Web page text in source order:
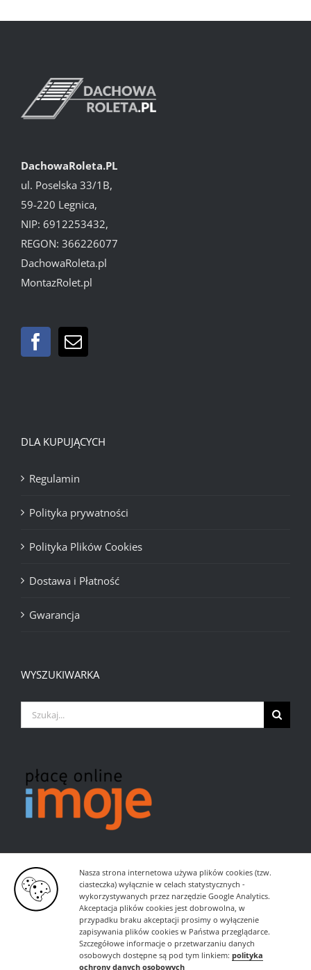
Nasza strona internetowa używa plików cookies (tzw.
ciasteczka) wyłącznie w celach statystycznych -
wykorzystywanych przez narzędzie Google Analytics.
Akceptacja plików cookies jest dobrowolna, w
przypadku braku akceptacji prosimy o wyłączenie
zapisywania plików cookies w Państwa przeglądarce.
Szczegółowe informacje o przetwarzaniu danych
osobowych dostępne są pod tym linkiem: polityka
ochrony danych osobowych
DachowaRoleta.PL
ul. Poselska 33/1B,
59-220 Legnica,
NIP: 6912253432,
REGON: 366226077
DachowaRoleta.pl
MontazRolet.pl
DLA KUPUJĄCYCH
Regulamin
Polityka prywatności
Polityka Plików Cookies
Dostawa i Płatność
Gwarancja
WYSZUKIWARKA
Szukaj